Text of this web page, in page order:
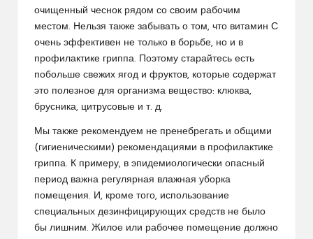
очищенный чеснок рядом со своим рабочим
местом. Нельзя также забывать о том, что витамин С
очень эффективен не только в борьбе, но и в
профилактике гриппа. Поэтому старайтесь есть
побольше свежих ягод и фруктов, которые содержат
это полезное для организма вещество: клюква,
брусника, цитрусовые и т. д.
Мы также рекомендуем не пренебрегать и общими
(гигиеническими) рекомендациями в профилактике
гриппа. К примеру, в эпидемиологически опасный
период важна регулярная влажная уборка
помещения. И, кроме того, использование
специальных дезинфицирующих средств не было
бы лишним. Жилое или рабочее помещение должно